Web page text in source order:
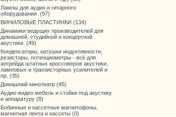
Лампы для аудио и гитарного
оборудования (97)
ВИНИЛОВЫЕ ПЛАСТИНКИ (134)
Динамики ведущих производителей для
домашней, студийной и концертной
акустики. (49)
Конденсаторы, катушки индуктивности,
резисторы, потенциометры - всё для
апгрейда штатных кроссоверов акустики,
ламповых и транзисторных усилителей и
пр. (35)
Домашний кинотеатр (45)
Аудио-видео мебель и стойки под акустику
и аппаратуру (8)
Бобинные и кассетные магнитофоны,
магнитная лента и кассеты (0)